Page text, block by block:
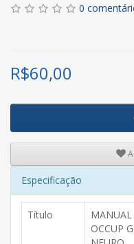
0
R$60,00
Especificação
Título
OCCUP